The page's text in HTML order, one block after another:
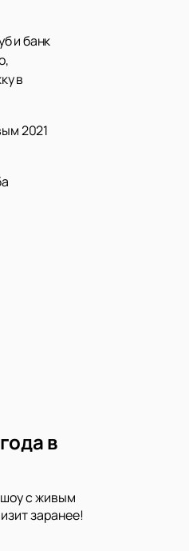
и банк
в
2021
в
с живым
заранее!